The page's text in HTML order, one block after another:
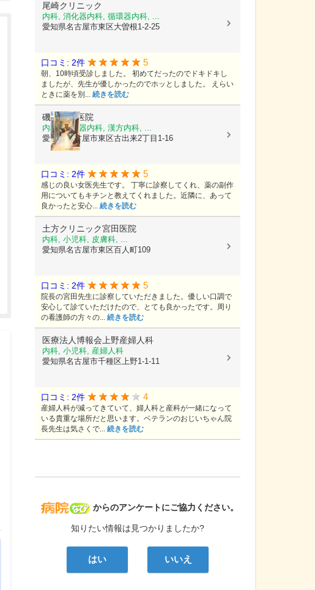
病院なび
からのアンケートにご協力ください。
知りたい情報は見つかりましたか?
はい いいえ
尾崎クリニック
内科, 消化器内科, 循環器内科, ...
愛知県名古屋市東区大曽根1-2-25
口コミ: 2件 5
朝、10時頃受診しました。 初めてだったのでドキドキし
ましたが、先生が優しかったのでホッとしました。 えらい
ときに薬を別... 続きを読む
磯部内科医院
内科, 消化器内科, 漢方内科, ...
愛知県名古屋市東区古出来2丁目1-16
口コミ: 2件 5
感じの良い女医先生です。 丁寧に診察してくれ、薬の副作
用についてもキチンと教えてくれました。近隣に、あって
良かったと安心... 続きを読む
土方クリニック宮田医院
内科, 小児科, 皮膚科, ...
愛知県名古屋市東区百人町109
口コミ: 2件 5
院長の宮田先生に診察していただきました。優しい口調で
安心して診ていただけたので、とても良かったです。周り
の看護師の方々の... 続きを読む
医療法人博報会上野産婦人科
内科, 小児科, 産婦人科
愛知県名古屋市千種区上野1-1-11
口コミ: 2件 4
産婦人科が減ってきていて、婦人科と産科が一緒になって
いる貴重な場所だと思います。ベテランのおじいちゃん院
長先生は気さくで... 続きを読む